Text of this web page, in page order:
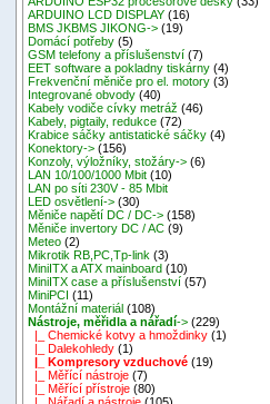
ARDUINO LCD DISPLAY (16)
BMS JKBMS JIKONG-> (19)
Domácí potřeby (5)
GSM telefony a příslušenství (7)
EET software a pokladny tiskárny (4)
Frekvenční měniče pro el. motory (3)
Integrované obvody (40)
Kabely vodiče cívky metráž (46)
Kabely, pigtaily, redukce (72)
Krabice sáčky antistatické sáčky (4)
Konektory-> (156)
Konzoly, výložníky, stožáry-> (6)
LAN 10/100/1000 Mbit (10)
LAN po síti 230V - 85 Mbit
LED osvětlení-> (30)
Měniče napětí DC / DC-> (158)
Měniče invertory DC / AC (9)
Meteo (2)
Mikrotik RB,PC,Tp-link (3)
MiniITX a ATX mainboard (10)
MiniITX case a příslušenství (57)
MiniPCI (11)
Montážní materiál (108)
Nástroje, měřidla a nářadí-> (229)
|_ Chemické kotvy a hmoždinky (1)
|_ Dalekohledy (1)
|_ Kompresory vzduchové (19)
|_ Měřící nástroje (7)
|_ Měřící přístroje (80)